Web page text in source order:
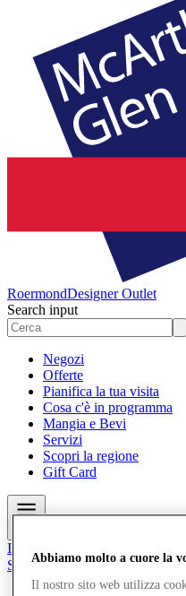
RoermondDesigner Outlet
Search input
Negozi
Offerte
Pianifica la tua visita
Cosa c'è in programma
Mangia e Bevi
Servizi
Scopri la regione
Gift Card
Il Club
Salvata
it
Abbiamo molto a cuore la
Il nostro sito web utilizza